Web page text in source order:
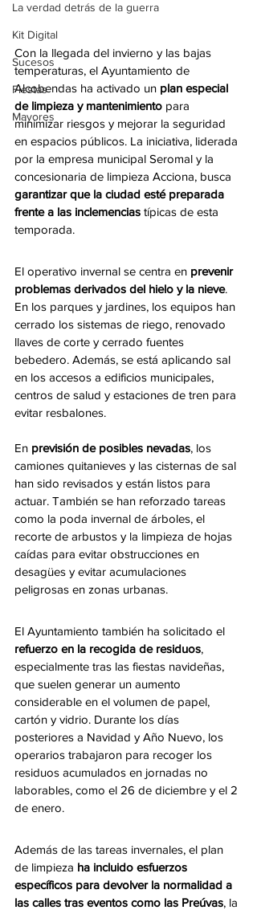
La verdad detrás de la guerra
Kit Digital
Sucesos
Fiestas
Mayores
Con la llegada del invierno y las bajas
temperaturas, el Ayuntamiento de
Alcobendas ha activado un plan especial
de limpieza y mantenimiento para
minimizar riesgos y mejorar la seguridad
en espacios públicos. La iniciativa, liderada
por la empresa municipal Seromal y la
concesionaria de limpieza Acciona, busca
garantizar que la ciudad esté preparada
frente a las inclemencias típicas de esta
temporada.
El operativo invernal se centra en prevenir
problemas derivados del hielo y la nieve.
En los parques y jardines, los equipos han
cerrado los sistemas de riego, renovado
llaves de corte y cerrado fuentes
bebedero. Además, se está aplicando sal
en los accesos a edificios municipales,
centros de salud y estaciones de tren para
evitar resbalones.
En previsión de posibles nevadas, los
camiones quitanieves y las cisternas de sal
han sido revisados y están listos para
actuar. También se han reforzado tareas
como la poda invernal de árboles, el
recorte de arbustos y la limpieza de hojas
caídas para evitar obstrucciones en
desagües y evitar acumulaciones
peligrosas en zonas urbanas.
El Ayuntamiento también ha solicitado el
refuerzo en la recogida de residuos,
especialmente tras las fiestas navideñas,
que suelen generar un aumento
considerable en el volumen de papel,
cartón y vidrio. Durante los días
posteriores a Navidad y Año Nuevo, los
operarios trabajaron para recoger los
residuos acumulados en jornadas no
laborables, como el 26 de diciembre y el 2
de enero.
Además de las tareas invernales, el plan
de limpieza ha incluido esfuerzos
específicos para devolver la normalidad a
las calles tras eventos como las Preúvas, la